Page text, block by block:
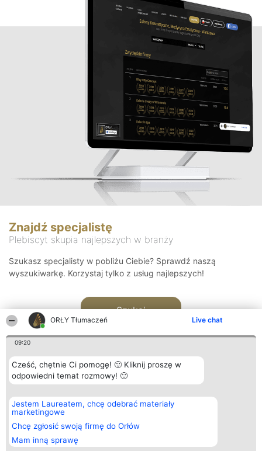
ORŁY Tłumaczeń Live chat
09:20
Cześć, chętnie Ci pomogę! 🙂 Kliknij proszę w
odpowiedni temat rozmowy! 🙂
Jestem Laureatem, chcę odebrać materiały
marketingowe
Chcę zgłosić swoją firmę do Orłów
Mam inną sprawę
Znajdź specjalistę
Plebiscyt skupia najlepszych w branży
Szukasz specjalisty w pobliżu Ciebie? Sprawdź naszą
wyszukiwarkę. Korzystaj tylko z usług najlepszych!
Szukaj
Organizator plebiscytu
Bright Side Solutions sp. z o.
o. sp. k.
ul. Ruska 22
Wrocław 50-079
KRS 0000749100 | Regon
381313360 | NIP 8943132676
Plebiscyt
Laureaci
wszystkich
Laureatów
Regulamin
Kontakt
Kontakt